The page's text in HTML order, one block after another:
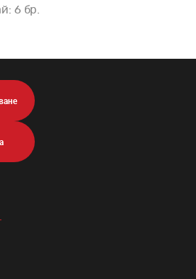
6 бр.